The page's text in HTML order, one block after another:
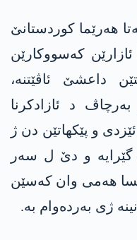
هەرێما کوردستانێ
کەسووکارێن
داعشێ ئاڤێتنە،
د ئازادکرنا
و پێکهاتێن دن ژ
و دێ ل سەر
هەمی وان کەسێن
ژی بەردەوام بە.